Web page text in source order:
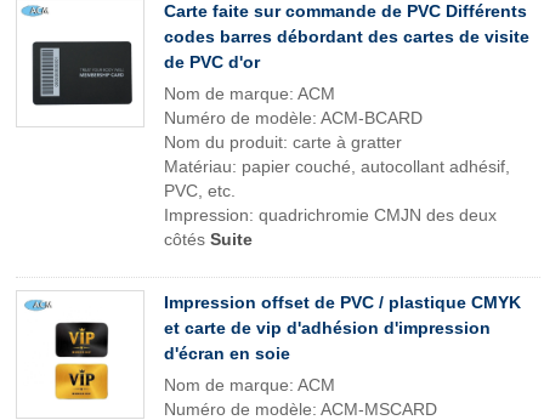
Carte faite sur commande de PVC Différents
codes barres débordant des cartes de visite
de PVC d'or
Nom de marque: ACM
Numéro de modèle: ACM-BCARD
Nom du produit: carte à gratter
Matériau: papier couché, autocollant adhésif,
PVC, etc.
Impression: quadrichromie CMJN des deux
côtés Suite
Impression offset de PVC / plastique CMYK
et carte de vip d'adhésion d'impression
d'écran en soie
Nom de marque: ACM
Numéro de modèle: ACM-MSCARD